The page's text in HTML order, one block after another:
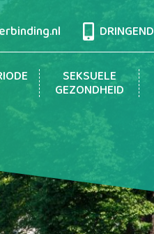
DRINGEND
SEKSUELE
GEZONDHEID